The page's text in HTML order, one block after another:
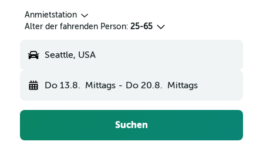
Anmietstation
Alter der fahrenden Person: 25-65
Seattle, USA
Do 13.8. Mittags - Do 20.8. Mittags
Suchen